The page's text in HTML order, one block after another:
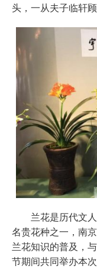
头，一从夫子临轩
兰花是历代文
名贵花种之一，南
兰花知识的普及，
节期间共同举办本